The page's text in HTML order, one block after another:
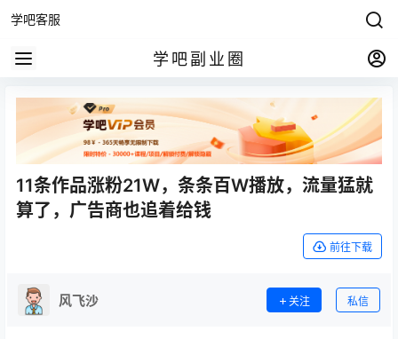
学吧客服
学吧副业圈
11条作品涨粉21W，条条百W播放，流量猛就
算了，广告商也追着给钱
前往下载
风飞沙 关注 私信